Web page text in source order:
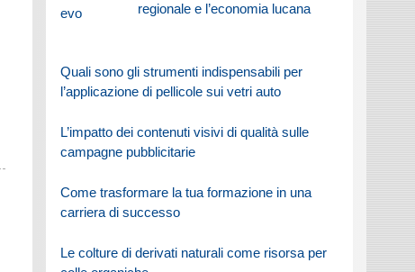
regionale e l’economia lucana
Quali sono gli strumenti indispensabili per
l’applicazione di pellicole sui vetri auto
L’impatto dei contenuti visivi di qualità sulle
campagne pubblicitarie
Come trasformare la tua formazione in una
carriera di successo
Le colture di derivati naturali come risorsa per